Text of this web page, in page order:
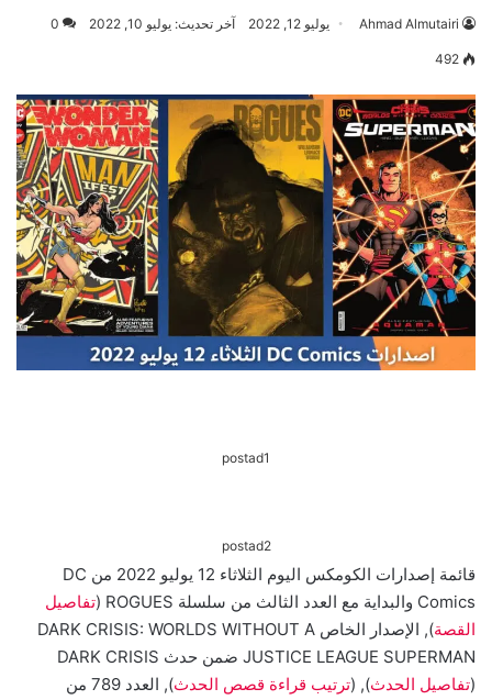
Ahmad Almutairi يوليو 12, 2022 آخر تحديث: يوليو 10, 2022 0
492
postad1
postad2
قائمة إصدارات الكومكس اليوم الثلاثاء 12 يوليو 2022 من DC
Comics والبداية مع العدد الثالث من سلسلة ROGUES (
تفاصيل
القصة
), الإصدار الخاص DARK CRISIS: WORLDS WITHOUT A
JUSTICE LEAGUE SUPERMAN ضمن حدث DARK CRISIS
(تفاصيل الحدث), (ترتيب قراءة قصص الحدث
), العدد 789 من